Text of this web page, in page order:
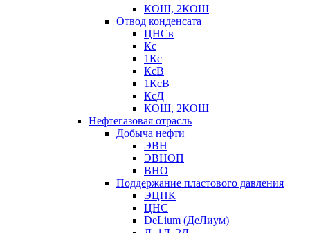
КОШ, 2КОШ
Отвод конденсата
ЦНСв
Кс
1Кс
КсВ
1КсВ
КсД
КОШ, 2КОШ
Нефтегазовая отрасль
Добыча нефти
ЭВН
ЭВНОП
ВНО
Поддержание пластового давления
ЭЦПК
ЦНС
DeLium (ДеЛиум)